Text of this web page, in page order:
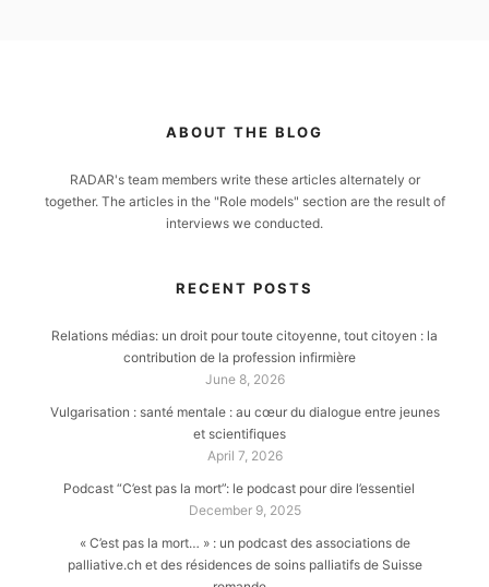
ABOUT THE BLOG
RADAR's team members write these articles alternately or
together. The articles in the "Role models" section are the result of
interviews we conducted.
RECENT POSTS
Relations médias: un droit pour toute citoyenne, tout citoyen : la
contribution de la profession infirmière
June 8, 2026
Vulgarisation : santé mentale : au cœur du dialogue entre jeunes
et scientifiques
April 7, 2026
Podcast “C’est pas la mort”: le podcast pour dire l’essentiel
December 9, 2025
« C’est pas la mort… » : un podcast des associations de
palliative.ch et des résidences de soins palliatifs de Suisse